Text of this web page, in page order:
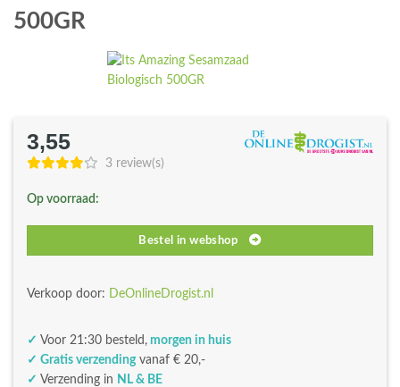
500GR
3,55
3 review(s)
Op voorraad:
Bestel in webshop
Verkoop door: DeOnlineDrogist.nl
✓ Voor 21:30 besteld, morgen in huis
✓ Gratis verzendingvanaf € 20,-
✓ Verzending in NL & BE